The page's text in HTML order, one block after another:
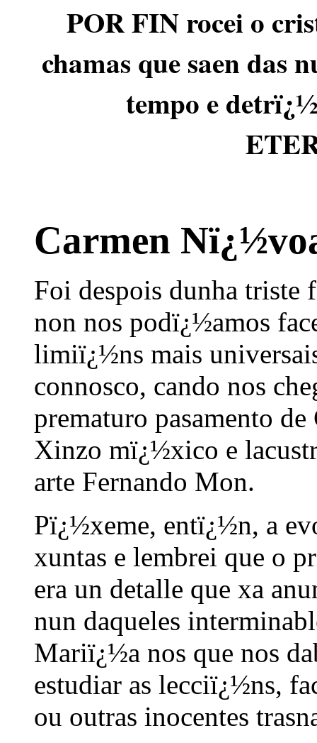
POR FIN rocei o
chamas que saen das
tempo e
Carmen
Foi despois dunha triste
non nos podï¿½amos
limiï¿½ns mais
connosco, cando nos
prematuro pasamento
Xinzo mï¿½xico e
arte Fernando Mon.
Pï¿½xeme, entï¿½n, a
xuntas e lembrei que o
era un detalle que xa
nun daqueles
Mariï¿½a nos que nos
estudiar as lecciï¿½ns,
ou outras inocentes